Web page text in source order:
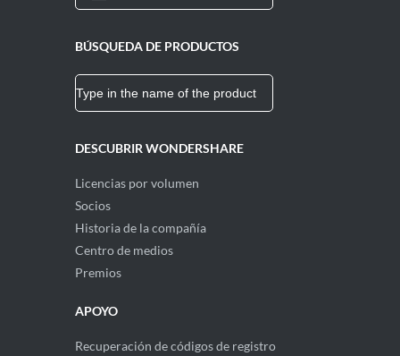
BÚSQUEDA DE PRODUCTOS
DESCUBRIR WONDERSHARE
Licencias por volumen
Socios
Historia de la compañía
Centro de medios
Premios
APOYO
Recuperación de códigos de registro